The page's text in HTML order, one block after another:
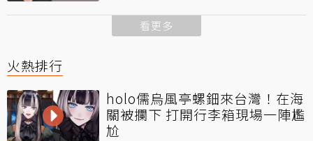
看更多
火熱排行
holo儒烏風亭螺鈿來台灣！在海
關被攔下 打開行李箱現場一陣尷
尬